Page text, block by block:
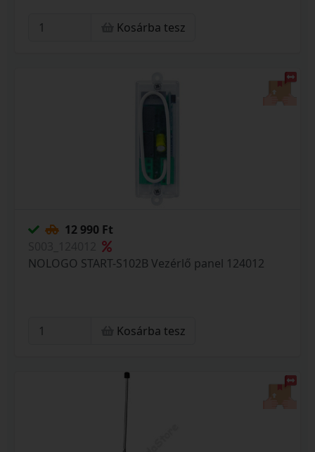
Kosárba tesz
12 990 Ft
NOLOGO START-S102B Vezérlő panel 124012
Kosárba tesz